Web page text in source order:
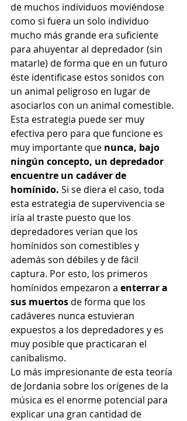
de muchos individuos moviéndose
como si fuera un solo individuo
mucho más grande era suficiente
para ahuyentar al depredador (sin
matarle) de forma que en un futuro
éste identificase estos sonidos con
un animal peligroso en lugar de
asociarlos con un animal comestible.
Esta estrategia puede ser muy
efectiva pero para que funcione es
muy importante que nunca, bajo
ningún concepto, un depredador
encuentre un cadáver de
homínido. Si se diera el caso, toda
esta estrategia de supervivencia se
iría al traste puesto que los
depredadores verían que los
homínidos son comestibles y
además son débiles y de fácil
captura. Por esto, los primeros
homínidos empezaron a enterrar a
sus muertos de forma que los
cadáveres nunca estuvieran
expuestos a los depredadores y es
muy posible que practicaran el
canibalismo.
Lo más impresionante de esta teoría
de Jordania sobre los orígenes de la
música es el enorme potencial para
explicar una gran cantidad de